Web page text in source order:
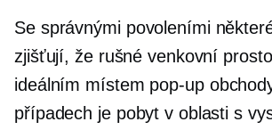
Se správnými povoleními
zjišťují, že rušné venkovní
ideálním místem pop-up
případech je pobyt v oblasti s